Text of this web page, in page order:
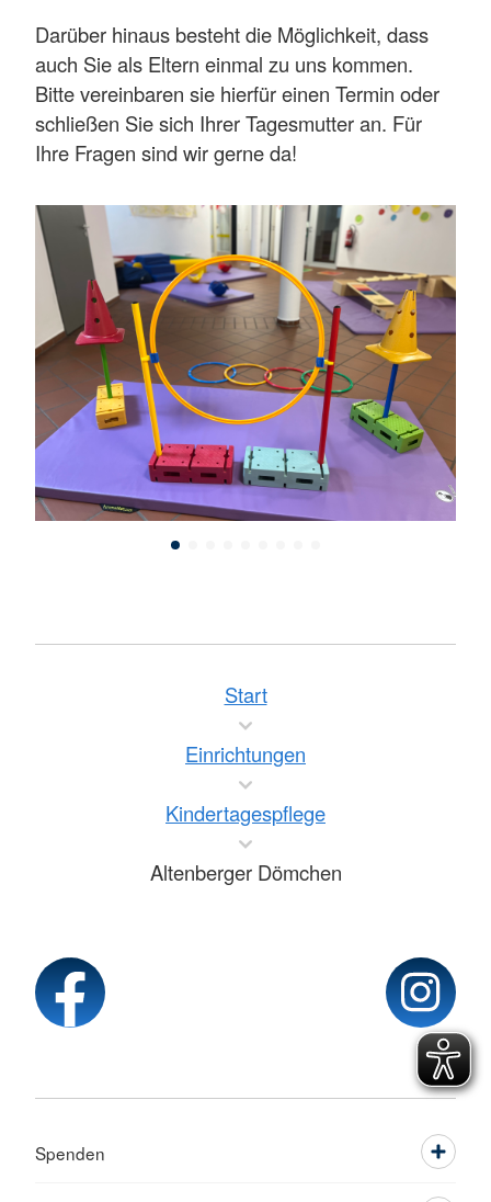
Darüber hinaus besteht die Möglichkeit, dass
auch Sie als Eltern einmal zu uns kommen.
Bitte vereinbaren sie hierfür einen Termin oder
schließen Sie sich Ihrer Tagesmutter an. Für
Ihre Fragen sind wir gerne da!
Start
Einrichtungen
Kindertagespflege
Altenberger Dömchen
Spenden